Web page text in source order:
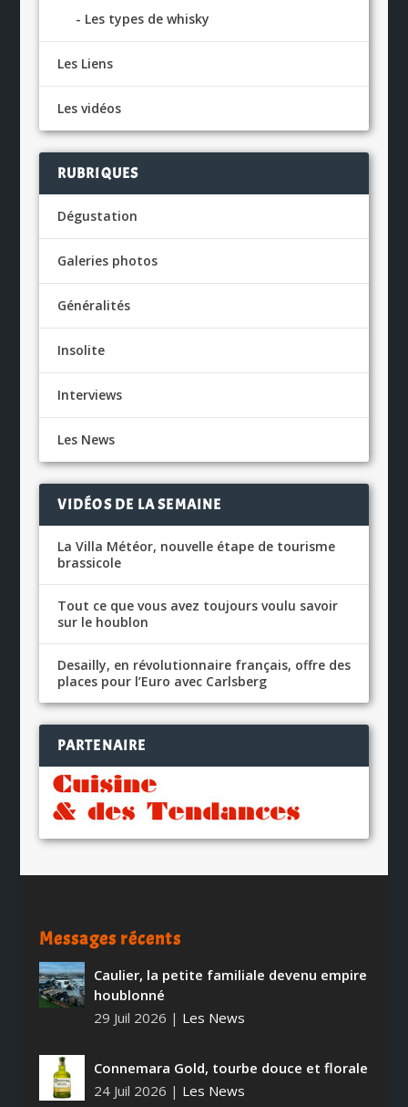
Les types de whisky
Les Liens
Les vidéos
RUBRIQUES
Dégustation
Galeries photos
Généralités
Insolite
Interviews
Les News
VIDÉOS DE LA SEMAINE
La Villa Météor, nouvelle étape de tourisme
brassicole
Tout ce que vous avez toujours voulu savoir
sur le houblon
Desailly, en révolutionnaire français, offre des
places pour l’Euro avec Carlsberg
PARTENAIRE
Messages récents
Caulier, la petite familiale devenu empire
houblonné
29 Juil 2026 | Les News
Connemara Gold, tourbe douce et florale
24 Juil 2026 | Les News